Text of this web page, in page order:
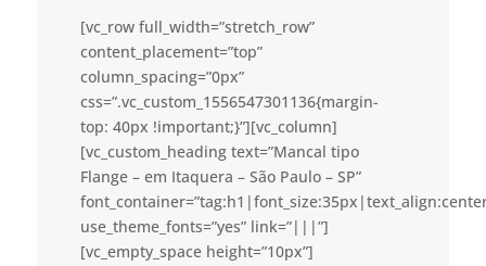
[vc_row full_width=”stretch_row”
content_placement=”top”
column_spacing=”0px”
css=”.vc_custom_1556547301136{margin-
top: 40px !important;}”][vc_column]
[vc_custom_heading text=”Mancal tipo
Flange – em Itaquera – São Paulo – SP”
use_theme_fonts=”yes” link=”|||”]
[vc_empty_space height=”10px”]